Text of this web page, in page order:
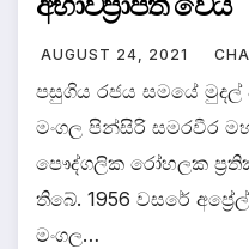
AUGUST 24, 2021
පසුගිය රජය සමයේ
මංගල පින්සිරි සමරවීර
පෞද්ගලික රෝහලක
තිබේ. 1956 වසරේ
මංගල…